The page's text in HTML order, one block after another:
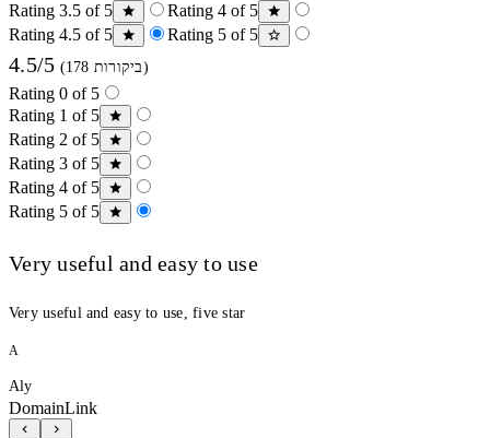
Rating 3.5 of 5
Rating 4 of 5
Rating 4.5 of 5
Rating 5 of 5
4.5/5 (178 ביקורות)
Rating 0 of 5
Rating 1 of 5
Rating 2 of 5
Rating 3 of 5
Rating 4 of 5
Rating 5 of 5
Very useful and easy to use
Very useful and easy to use, five star
A
Aly
DomainLink